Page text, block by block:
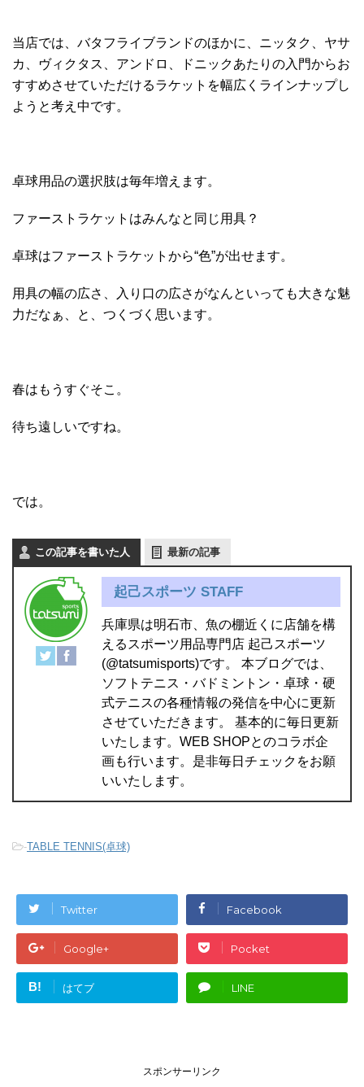
当店では、バタフライブランドのほかに、ニッタク、ヤサ
カ、ヴィクタス、アンドロ、ドニックあたりの入門からお
すすめさせていただけるラケットを幅広くラインナップし
ようと考え中です。
卓球用品の選択肢は毎年増えます。
ファーストラケットはみんなと同じ用具？
卓球はファーストラケットから“色”が出せます。
用具の幅の広さ、入り口の広さがなんといっても大きな魅
力だなぁ、と、つくづく思います。
春はもうすぐそこ。
待ち遠しいですね。
では。
この記事を書いた人 最新の記事
起己スポーツ STAFF
兵庫県は明石市、魚の棚近くに店舗を構
えるスポーツ用品専門店 起己スポーツ
(@tatsumisports)です。 本ブログでは、
ソフトテニス・バドミントン・卓球・硬
式テニスの各種情報の発信を中心に更新
させていただきます。 基本的に毎日更新
いたします。WEB SHOPとのコラボ企
画も行います。是非毎日チェックをお願
いいたします。
-TABLE TENNIS(卓球)
Twitter Facebook
Google+ Pocket
B! はてブ LINE
スポンサーリンク